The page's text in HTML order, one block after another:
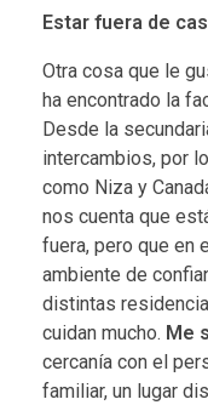
Estar fuera de
Otra cosa que le
ha encontrado la
Desde la
intercambios, por
como Niza y
nos cuenta que
fuera, pero que en
ambiente de
distintas
cuidan mucho. Me
cercanía con el
familiar, un lugar